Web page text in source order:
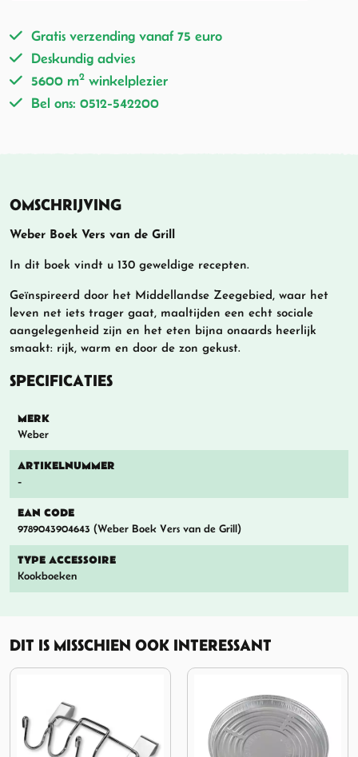
Gratis verzending vanaf 75 euro
Deskundig advies
5600 m2 winkelplezier
Bel ons: 0512-542200
OMSCHRIJVING
Weber Boek Vers van de Grill
In dit boek vindt u 130 geweldige recepten.
Geïnspireerd door het Middellandse Zeegebied, waar het
leven net iets trager gaat, maaltijden een echt sociale
aangelegenheid zijn en het eten bijna onaards heerlijk
smaakt: rijk, warm en door de zon gekust.
SPECIFICATIES
MERK
Weber
ARTIKELNUMMER
-
EAN CODE
9789043904643 (Weber Boek Vers van de Grill)
TYPE ACCESSOIRE
Kookboeken
DIT IS MISSCHIEN OOK INTERESSANT